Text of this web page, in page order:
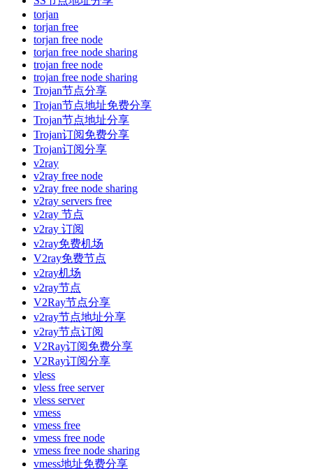
torjan
torjan free
torjan free node
torjan free node sharing
trojan free node
trojan free node sharing
Trojan节点分享
Trojan节点地址免费分享
Trojan节点地址分享
Trojan订阅免费分享
Trojan订阅分享
v2ray
v2ray free node
v2ray free node sharing
v2ray servers free
v2ray 节点
v2ray 订阅
v2ray免费机场
V2ray免费节点
v2ray机场
v2ray节点
V2Ray节点分享
v2ray节点地址分享
v2ray节点订阅
V2Ray订阅免费分享
V2Ray订阅分享
vless
vless free server
vless server
vmess
vmess free
vmess free node
vmess free node sharing
vmess地址免费分享